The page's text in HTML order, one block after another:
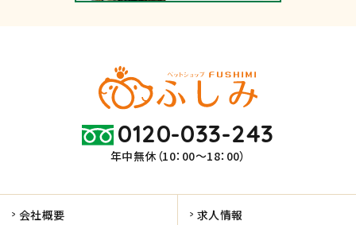
0120-033-243
年中無休（10：00～18：00）
会社概要 求人情報